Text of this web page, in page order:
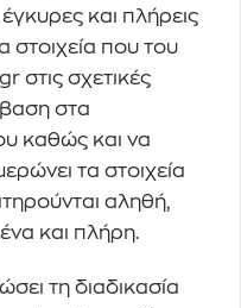
και πλήρεις
στοιχεία που του
στις σχετικές
στα
καθώς και να
τα στοιχεία
αληθή,
και πλήρη.
τη διαδικασία